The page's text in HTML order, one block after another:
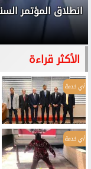
الأكثر قراءة
أي خدمة
أي خدمة